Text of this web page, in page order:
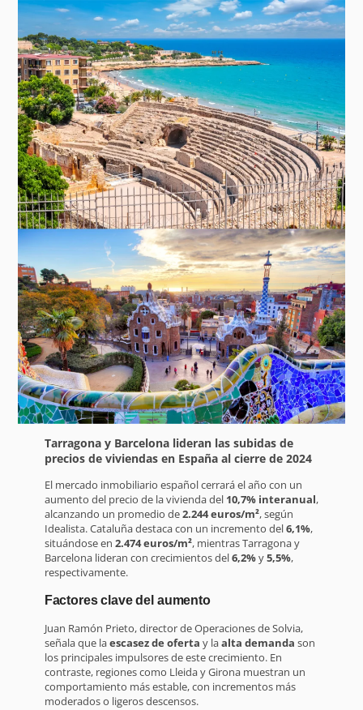
Tarragona y Barcelona lideran las subidas de
precios de viviendas en España al cierre de 2024
El mercado inmobiliario español cerrará el año con un
aumento del precio de la vivienda del 10,7% interanual,
alcanzando un promedio de2.244 euros/m², según
Idealista. Cataluña destaca con un incremento del6,1%,
situándose en 2.474 euros/m², mientras Tarragona y
Barcelona lideran con crecimientos del6,2%y5,5%,
respectivamente.
Factores clave del aumento
Juan Ramón Prieto, director de Operaciones de Solvia,
señala que laescasez de oferta y laalta demanda son
los principales impulsores de este crecimiento. En
contraste, regiones como Lleida y Girona muestran un
comportamiento más estable, con incrementos más
moderados o ligeros descensos.